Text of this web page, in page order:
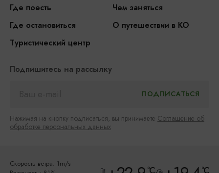
Где поесть
Чем заняться
Где остановиться
О путешествии в КО
Туристический центр
Подпишитесь на рассылку
Нажимая на кнопку подписаться, вы принимаете Соглашение об
обработке персональных данных
Скорость ветра: 1m/s